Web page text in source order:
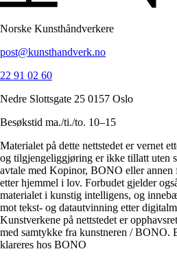
Norske Kunsthåndverkere
post@kunsthandverk.no
22 91 02 60
Nedre Slottsgate 25 0157 Oslo
Besøkstid ma./ti./to. 10–15
Materialet på dette nettstedet er vernet
og tilgjengeliggjøring er ikke tillatt uten
avtale med Kopinor, BONO eller annen
etter hjemmel i lov. Forbudet gjelder
materialet i kunstig intelligens, og
mot tekst- og datautvinning etter
Kunstverkene på nettstedet er
med samtykke fra kunstneren / BONO.
klareres hos BONO